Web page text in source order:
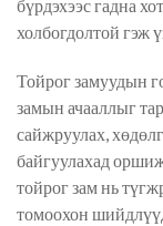
бүрдэхээс гадна
холбогдолтой гэж
Тойрог замуудын
замын ачааллыг
сайжруулах,
байгуулахад
тойрог зам нь
томоохон